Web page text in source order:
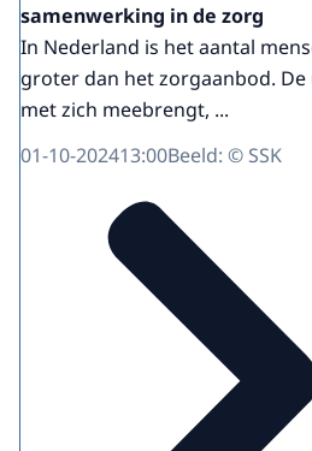
samenwerking in de zorg
In Nederland is het aantal
groter dan het zorgaanbod.
met zich meebrengt, ...
01-10-202413:00Beeld: © SSK